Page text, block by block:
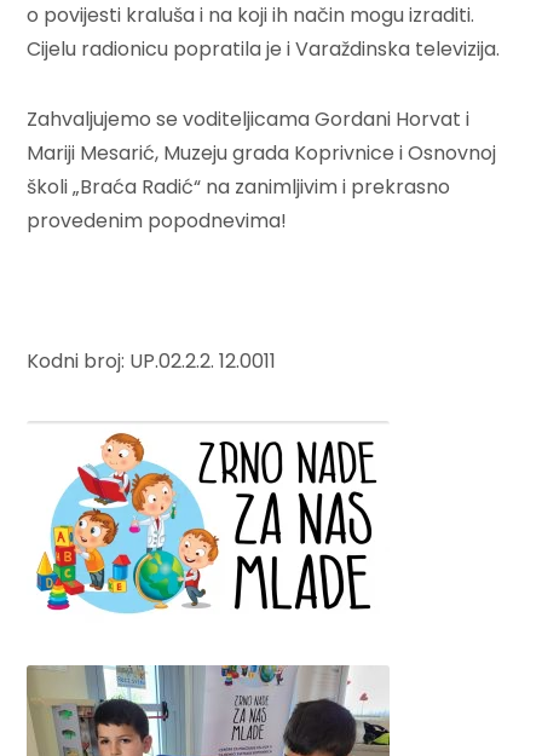
o povijesti kraluša i na koji ih način mogu izraditi.
Cijelu radionicu popratila je i Varaždinska televizija.
Zahvaljujemo se voditeljicama Gordani Horvat i
Mariji Mesarić, Muzeju grada Koprivnice i Osnovnoj
školi „Braća Radić“ na zanimljivim i prekrasno
provedenim popodnevima!
Kodni broj: UP.02.2.2. 12.0011